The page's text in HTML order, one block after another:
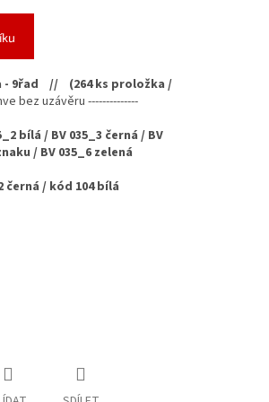
- 9řad // (264 ks proložka /
bez uzávěru --------------
bílá / BV 035_3 černá / BV
/ BV 035_6 zelená
/ kód 104 bílá